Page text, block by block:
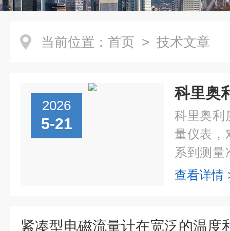
当前位置： 首页 > 技术文章
2026
5-21
科里奥利
量仪表，
系到测量
包括以下
查看详情